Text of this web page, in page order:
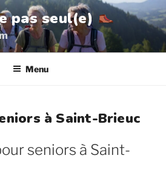
pas seul(e)
Menu
à Saint-Brieuc
seniors à Saint-